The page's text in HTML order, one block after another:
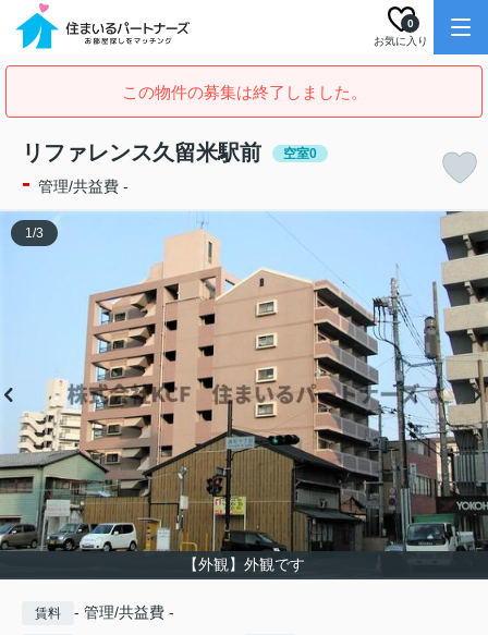
お気に入り
0
この物件の募集は終了しました。
リファレンス久留米駅前 空室0
- 管理/共益費 -
【外観】外観です
1/3
賃料 - 管理/共益費 -